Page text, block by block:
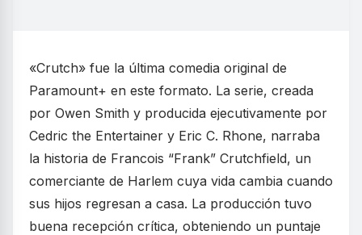
«Crutch» fue la última comedia original de
Paramount+ en este formato. La serie, creada
por Owen Smith y producida ejecutivamente por
Cedric the Entertainer y Eric C. Rhone, narraba
la historia de Francois “Frank” Crutchfield, un
comerciante de Harlem cuya vida cambia cuando
sus hijos regresan a casa. La producción tuvo
buena recepción crítica, obteniendo un puntaje